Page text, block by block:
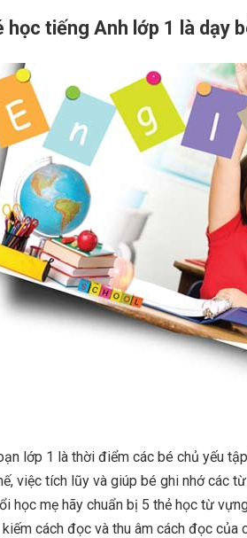
học tiếng Anh lớp 1 là dạy
lớp 1 là thời điểm các bé chủ yếu
việc tích lũy và giúp bé ghi nhớ các
học mẹ hãy chuẩn bị 5 thẻ học từ
cách đọc và thu âm cách đọc